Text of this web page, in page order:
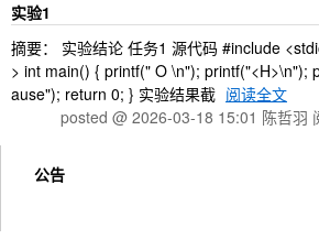
实验1
摘要： 实验结论 任务1 源代码 #include
> int main() { printf(" O \n"); printf("<H>\n");
ause"); return 0; } 实验结果截 阅读全文
posted @ 2026-03-18 15:01 陈哲羽
公告